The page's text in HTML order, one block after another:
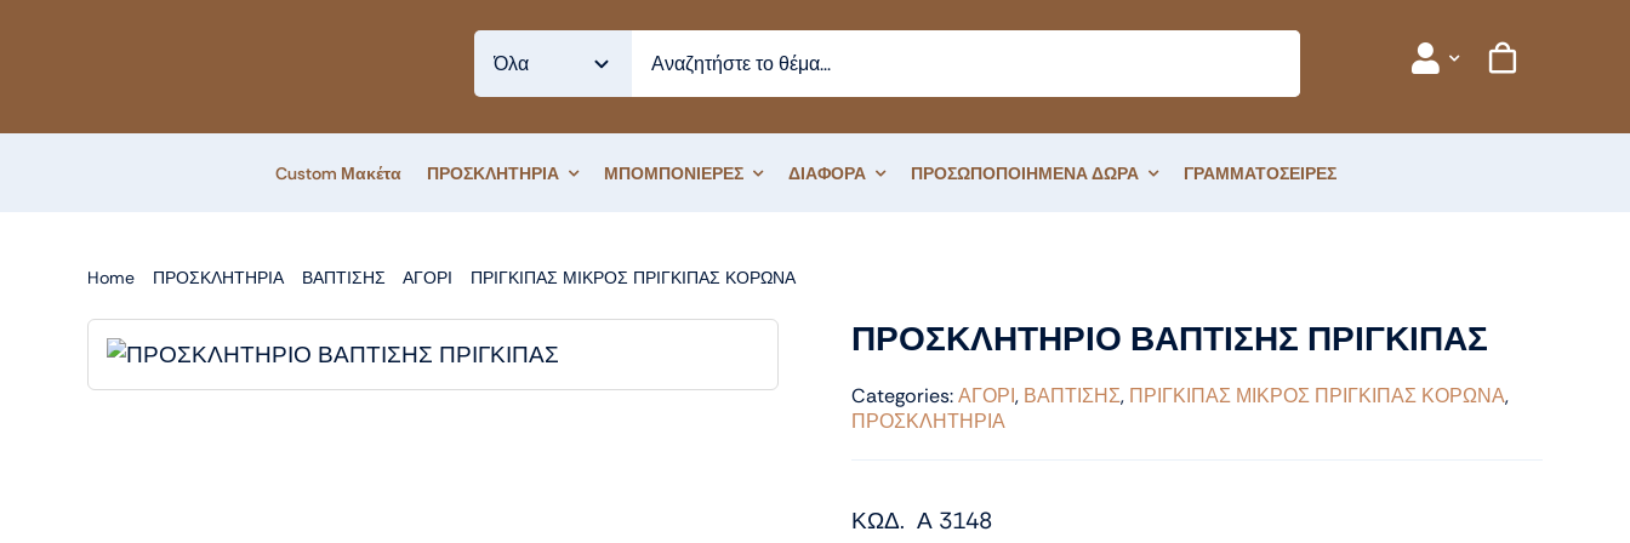
Custom Μακέτα ΠΡΟΣΚΛΗΤΗΡΙΑ ΜΠΟΜΠΟΝΙΕΡΕΣ ΔΙΑΦΟΡΑ ΠΡΟΣΩΠΟΠΟΙΗΜΕΝΑ ΔΩΡΑ ΓΡΑΜΜΑΤΟΣΕΙΡΕΣ
Home ΠΡΟΣΚΛΗΤΗΡΙΑ ΒΑΠΤΙΣΗΣ ΑΓΟΡΙ ΠΡΙΓΚΙΠΑΣ ΜΙΚΡΟΣ ΠΡΙΓΚΙΠΑΣ ΚΟΡΩΝΑ
ΠΡΟΣΚΛΗΤΗΡΙΟ ΒΑΠΤΙΣΗΣ ΠΡΙΓΚΙΠΑΣ
Categories:ΑΓΟΡΙ, ΒΑΠΤΙΣΗΣ, ΠΡΙΓΚΙΠΑΣ ΜΙΚΡΟΣ ΠΡΙΓΚΙΠΑΣ ΚΟΡΩΝΑ,
ΠΡΟΣΚΛΗΤΗΡΙΑ
ΚΩΔ. Α 3148